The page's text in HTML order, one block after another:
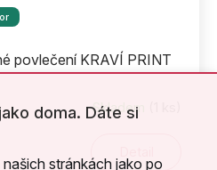
doma. Dáte si
stránkách jako po
povlečení KRAVÍ PRINT
Skladem